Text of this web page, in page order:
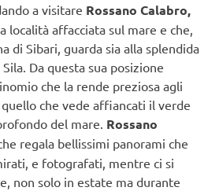
a visitare Rossano Calabro,
località affacciata sul mare e che,
di Sibari, guarda sia alla splendida
Da questa sua posizione
che la rende preziosa agli
che vede affiancati il verde
del mare. Rossano
regala bellissimi panorami che
e fotografati, mentre ci si
non solo in estate ma durante